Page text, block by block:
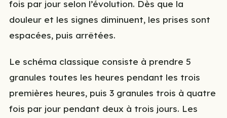
fois par jour selon l’évolution. Dès que la
douleur et les signes diminuent, les prises sont
espacées, puis arrêtées.
Le schéma classique consiste à prendre 5
granules toutes les heures pendant les trois
premières heures, puis 3 granules trois à quatre
fois par jour pendant deux à trois jours. Les